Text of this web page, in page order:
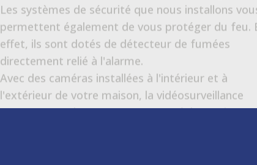
Cette capture d'image peut avoir lieu à une heure
prédéterminée ou en permanence.
JE SÉCURISE MA MAISON